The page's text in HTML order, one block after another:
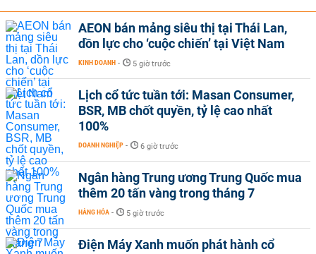
AEON bán mảng siêu thị tại Thái Lan,
dồn lực cho ‘cuộc chiến’ tại Việt Nam
KINH DOANH - 5 giờ trước
Lịch cổ tức tuần tới: Masan Consumer,
BSR, MB chốt quyền, tỷ lệ cao nhất
100%
DOANH NGHIỆP - 6 giờ trước
Ngân hàng Trung ương Trung Quốc mua
thêm 20 tấn vàng trong tháng 7
HÀNG HÓA - 5 giờ trước
Điện Máy Xanh muốn phát hành cổ